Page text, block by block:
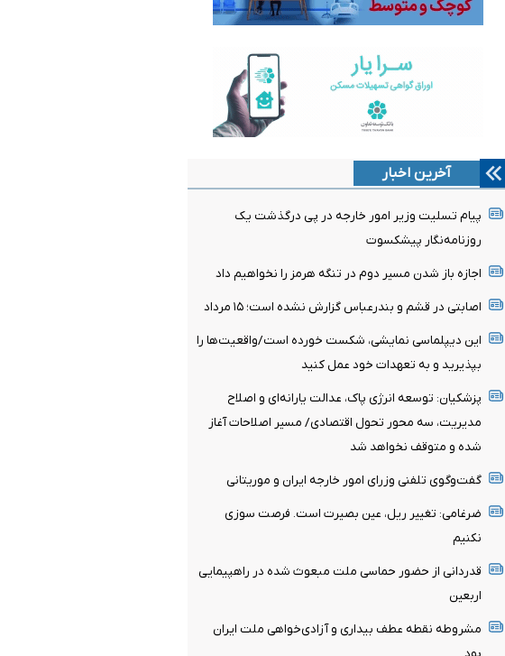
آخرین اخبار
پیام تسلیت وزیر امور خارجه در پی درگذشت یک
روزنامه‌نگار پیشکسوت
اجازه باز شدن مسیر دوم در تنگه هرمز را نخواهیم داد
اصابتی در قشم و بندرعباس گزارش نشده است؛ ۱۵ مرداد
این دیپلماسی نمایشی، شکست خورده است/واقعیت‌ها را
بپذیرید و به تعهدات خود عمل کنید
پزشکیان: توسعه انرژی پاک، عدالت یارانه‌ای و اصلاح
مدیریت، سه محور تحول اقتصادی/ مسیر اصلاحات آغاز
شده و متوقف نخواهد شد
گفت‌وگوی تلفنی وزرای امور خارجه ایران و موریتانی
ضرغامی: تغییر ریل، عین بصیرت است. فرصت سوزی
نکنیم
قدردانی از حضور حماسی ملت مبعوث شده در راهپیمایی
اربعین
مشروطه نقطه عطف بیداری و آزادی‌خواهی ملت ایران